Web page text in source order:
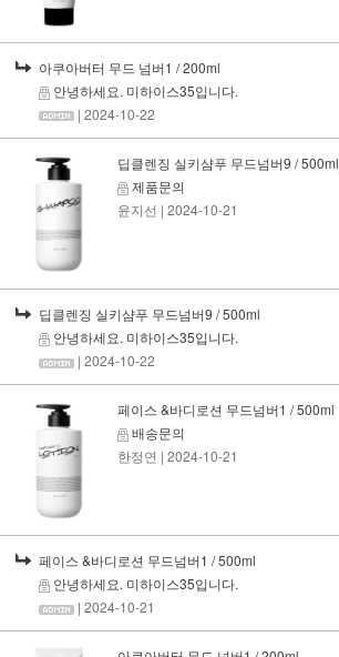
아쿠아버터 무드 넘버1 / 200ml
안녕하세요. 미하이스35입니다.
| 2024-10-22
딥클렌징 실키샴푸 무드넘버9 / 500ml
제품문의
윤지선 | 2024-10-21
딥클렌징 실키샴푸 무드넘버9 / 500ml
안녕하세요. 미하이스35입니다.
| 2024-10-22
페이스 &바디로션 무드넘버1 / 500ml
배송문의
한정연 | 2024-10-21
페이스 &바디로션 무드넘버1 / 500ml
안녕하세요. 미하이스35입니다.
| 2024-10-21